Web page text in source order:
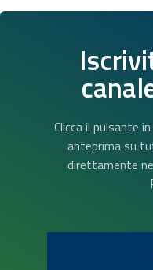
Clicca il pulsante
anteprima su
direttamente